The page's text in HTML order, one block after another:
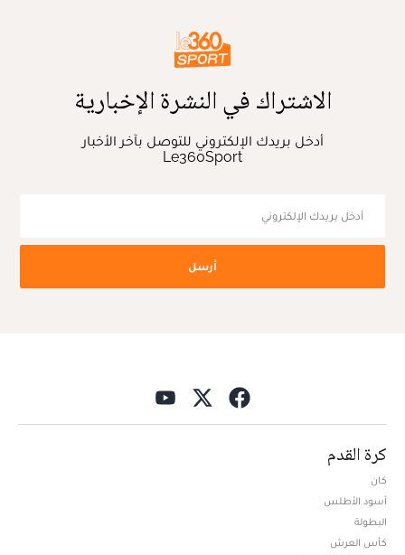
الاشتراك في النشرة الإخبارية
أدخل بريدك الإلكتروني للتوصل بآخر الأخبار
Le360Sport
أرسل
كرة القدم
كان
أسود الأطلس
البطولة
كأس العرش